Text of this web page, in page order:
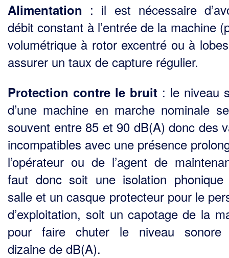
Alimentation : il est nécessaire
débit constant à l’entrée de la machine
volumétrique à rotor excentré ou à
assurer un taux de capture régulier.
Protection contre le bruit : le niveau
d’une machine en marche nominale
souvent entre 85 et 90 dB(A) donc des
incompatibles avec une présence
l’opérateur ou de l’agent de
faut donc soit une isolation
salle et un casque protecteur pour le
d’exploitation, soit un capotage de la
pour faire chuter le niveau sonore
dizaine de dB(A).